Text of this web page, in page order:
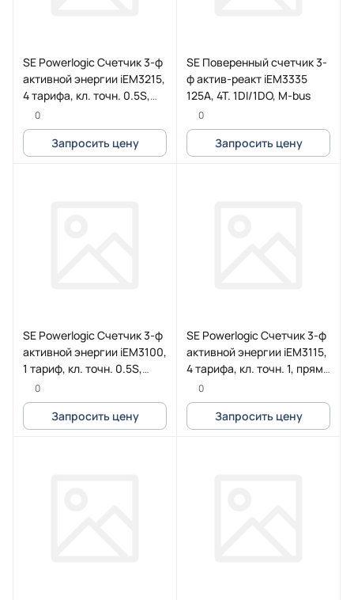
SE Powerlogic Счетчик 3-ф
активной энергии iEM3215,
4 тарифа, кл. точн. 0.5S,
транс. вкл.
0
Запросить цену
SE Поверенный счетчик 3-
ф актив-реакт iEM3335
125A, 4Т. 1DI/1DO, M-bus
0
Запросить цену
SE Powerlogic Счетчик 3-ф
активной энергии iEM3100,
1 тариф, кл. точн. 0.5S,
транс. включения
0
Запросить цену
SE Powerlogic Счетчик 3-ф
активной энергии iEM3115,
4 тарифа, кл. точн. 1, прям.
включения
0
Запросить цену